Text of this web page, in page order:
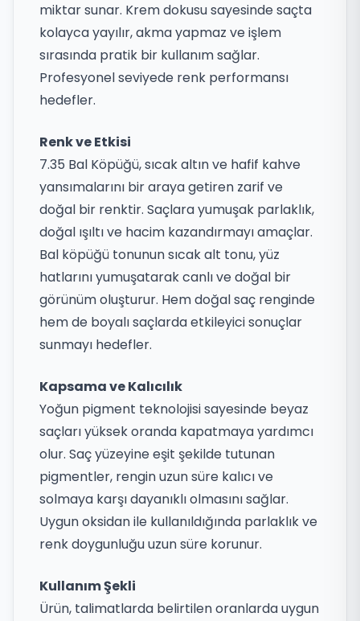
miktar sunar. Krem dokusu sayesinde saçta
kolayca yayılır, akma yapmaz ve işlem
sırasında pratik bir kullanım sağlar.
Profesyonel seviyede renk performansı
hedefler.
Renk ve Etkisi
7.35 Bal Köpüğü, sıcak altın ve hafif kahve
yansımalarını bir araya getiren zarif ve
doğal bir renktir. Saçlara yumuşak parlaklık,
doğal ışıltı ve hacim kazandırmayı amaçlar.
Bal köpüğü tonunun sıcak alt tonu, yüz
hatlarını yumuşatarak canlı ve doğal bir
görünüm oluşturur. Hem doğal saç renginde
hem de boyalı saçlarda etkileyici sonuçlar
sunmayı hedefler.
Kapsama ve Kalıcılık
Yoğun pigment teknolojisi sayesinde beyaz
saçları yüksek oranda kapatmaya yardımcı
olur. Saç yüzeyine eşit şekilde tutunan
pigmentler, rengin uzun süre kalıcı ve
solmaya karşı dayanıklı olmasını sağlar.
Uygun oksidan ile kullanıldığında parlaklık ve
renk doygunluğu uzun süre korunur.
Kullanım Şekli
Ürün, talimatlarda belirtilen oranlarda uygun